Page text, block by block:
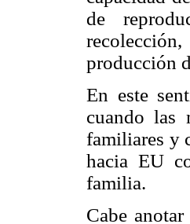
de
producción
En este
cuando las
familiares y
hacia EU
familia.
Cabe